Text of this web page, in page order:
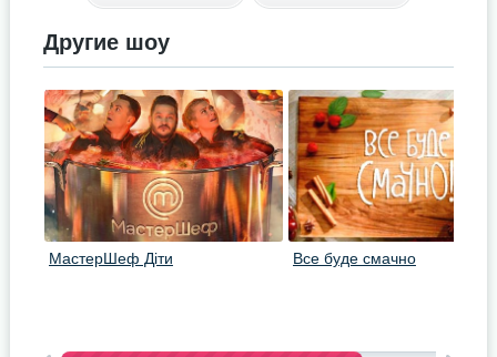
Другие шоу
МастерШеф Діти Все буде смачно